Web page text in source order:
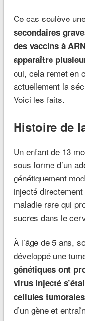
Ce cas soulève
secondaires
des vaccins à
apparaître
oui, cela remet en
actuellement la
Voici les faits.
Histoire de
Un enfant de 13
sous forme d’un
génétiquement
injecté
maladie rare qui
sucres dans le
À l’âge de 5 ans,
développé une
génétiques ont
virus injecté
cellules
d’un gène et